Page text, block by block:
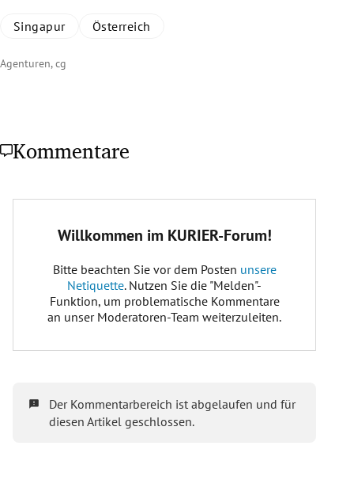
Singapur Österreich
Agenturen, cg
Kommentare